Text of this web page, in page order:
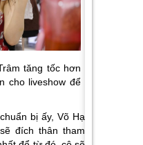
bị ấy, Võ Hạ
đích thân tham